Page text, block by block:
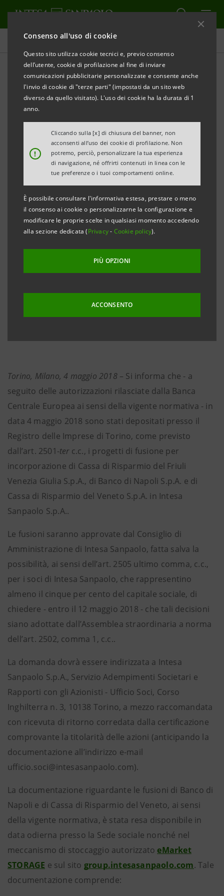
Consenso all'uso di cookie
Questo sito utilizza cookie tecnici e, previo consenso
dell’utente, cookie di profilazione al fine di inviare
comunicazioni pubblicitarie personalizzate e consente anche
l'invio di cookie di "terze parti" (impostati da un sito web
diverso da quello visitato). L'uso dei cookie ha la durata di 1
anno.
!
Cliccando sulla [x] di chiusura del banner, non
acconsenti all’uso dei cookie di profilazione. Non
potremo, perciò, personalizzare la tua esperienza
di navigazione, né offrirti contenuti in linea con le
tue preferenze o i tuoi comportamenti online.
È possibile consultare l'informativa estesa, prestare o meno
il consenso ai cookie o personalizzarne la configurazione e
modificare le proprie scelte in qualsiasi momento accedendo
alla sezione dedicata (Privacy- Cookie policy).
PIÙ OPZIONI
ACCONSENTO
Comunicati stampa
STAMPA AGGIORNA
Avviso ai sensi dell’art. 84 del Regolamento
(adottato dalla Consob con delibera n. 11971 del 14
maggio 1999 e successive modificazioni)
INTESA SANPAOLO :FUSIONI DI SOCIETA’ DEL
GRUPPO
FUSIONE PER INCORPORAZIONE DI CASSA DI
RISPARMIO DEL FRIULI VENEZIA GIULIA S.P.A. IN
INTESA SANPAOLO S.P.A
FUSIONE PER INCORPORAZIONE DI BANCO DI
FUSIONE PER INCORPORAZIONE DI CASSA DI
RISPARMIO DEL VENETO S.P.A. IN INTESA
Torino, Milano, 4 maggio 2018 – Si informa che - a
seguito delle autorizzazioni rilasciate dalla Banca
Centrale Europea ai sensi della vigente normativa - in
data 4 maggio 2018 sono stati depositati presso il
Registro delle Imprese di Torino, come previsto
dall’art. 2501-terc.c., i progetti di fusione per
incorporazione di Cassa di Risparmio del Friuli
Venezia Giulia S.p.A., di Banco di Napoli S.p.A. e di
Cassa di Risparmio del Veneto S.p.A. in Intesa
Sanpaolo S.p.A..
Le fusioni saranno approvate dal Consiglio di
Amministrazione di Intesa Sanpaolo, fatta salva la
possibilità, ai sensi dell’art. 2505 ultimo comma, c.c.,
per i soci di Intesa Sanpaolo, che rappresentino
almeno il cinque per cento del capitale sociale, di
chiedere - entro il 12 maggio 2018 - che tali decisioni
siano adottate dall’Assemblea straordinaria a norma
dell’art. 2502, comma 1, c.c..
La domanda dovrà essere indirizzata a Intesa
Sanpaolo S.p.A., Servizio Adempimenti Societari e
Rapporti con gli Azionisti - Ufficio Soci, Corso
Inghilterra n. 3, 10138 Torino, a mezzo raccomandata
con ricevuta di ritorno corredata dalla certificazione
comprovante la titolarità delle azioni (anticipando la
documentazione all’indirizzo e-mail
ufficio.soci@intesasanpaolo.com).
La documentazione riguardante le fusioni di Banco di
Napoli e di Cassa di Risparmio del Veneto, ai sensi
della vigente normativa, è stata resa disponibile in
data odierna presso la Sede sociale nonché nel
meccanismo di stoccaggio autorizzato eMarket
STORAGE e sul sito group.intesasanpaolo.com. Tale
documentazione comprende: